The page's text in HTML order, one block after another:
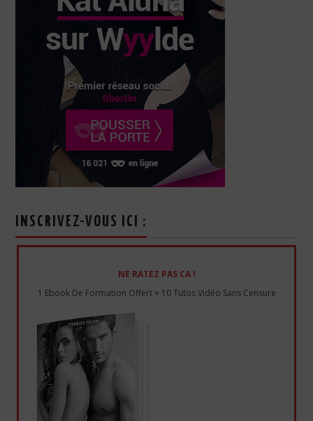
INSCRIVEZ-VOUS ICI :
NE RATEZ PAS CA !
1 Ebook De Formation Offert + 10 Tutos Vidéo Sans Censure